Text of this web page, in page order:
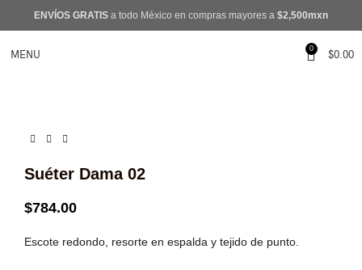
ENVÍOS GRATIS a todo México en compras mayores a $2,500mxn
MENU 0 $0.00
Suéter Dama 02
$784.00
Escote redondo, resorte en espalda y tejido de punto.